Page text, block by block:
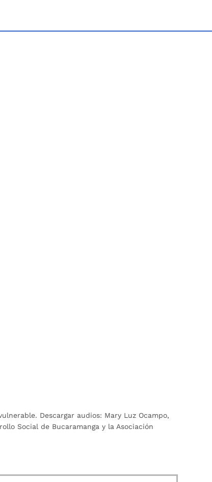
Descargar audios: Mary Luz Ocampo,
Social de Bucaramanga y la Asociación